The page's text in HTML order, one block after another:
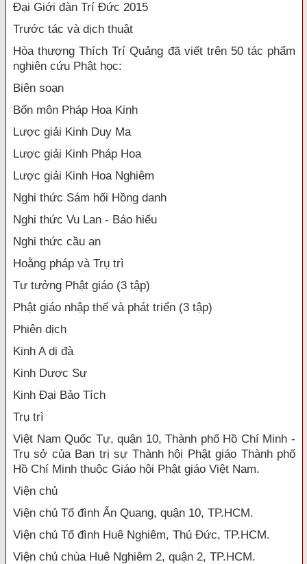
Đại Giới đàn Trí Đức 2015
Trước tác và dịch thuật
Hòa thượng Thích Trí Quảng đã viết trên 50 tác phẩm
nghiên cứu Phật học:
Biên soạn
Bổn môn Pháp Hoa Kinh
Lược giải Kinh Duy Ma
Lược giải Kinh Pháp Hoa
Lược giải Kinh Hoa Nghiêm
Nghi thức Sám hối Hồng danh
Nghi thức Vu Lan - Báo hiếu
Nghi thức cầu an
Hoằng pháp và Trụ trì
Tư tưởng Phật giáo (3 tập)
Phật giáo nhập thế và phát triển (3 tập)
Phiên dịch
Kinh A di đà
Kinh Dược Sư
Kinh Đại Bảo Tích
Trụ trì
Việt Nam Quốc Tự, quận 10, Thành phố Hồ Chí Minh -
Trụ sở của Ban trị sự Thành hội Phật giáo Thành phố
Hồ Chí Minh thuộc Giáo hội Phật giáo Việt Nam.
Viện chủ
Viện chủ Tổ đình Ấn Quang, quận 10, TP.HCM.
Viện chủ Tổ đình Huê Nghiêm, Thủ Đức, TP.HCM.
Viện chủ chùa Huê Nghiêm 2, quận 2, TP.HCM.